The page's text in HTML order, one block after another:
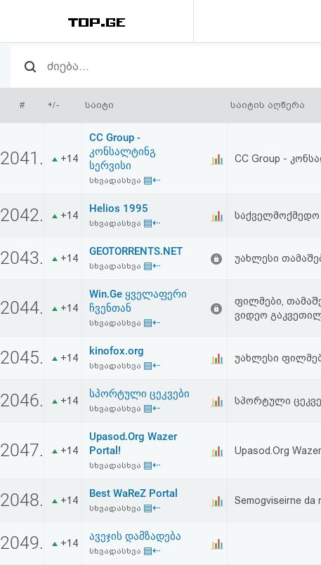
რეიტინგი
(მთავარი)
ფოსტა
კითხვა-
ავტორიზაცია
რეგისტრაცია
პაროლის
HTML
შეთანხმება
პასუხისმგებლობის
# +/- საიტი საიტის აღწერა
2041. +14
CC Group -
კონსალტინგ
სერვისი
სხვადასხვა ▤⇠
CC Group -
2042. +14
Helios 1995
სხვადასხვა ▤⇠
საქველმოქმედო
2043. +14
GEOTORRENTS.NET
სხვადასხვა ▤⇠
უახლესი
2044. +14
Win.Ge ყველაფერი
ჩვენთან
სხვადასხვა ▤⇠
ფილმები,
ვიდეო
2045. +14
kinofox.org
სხვადასხვა ▤⇠
უახლესი
2046. +14
სპორტული ცეკვები
სხვადასხვა ▤⇠
სპორტული
2047. +14
Upasod.Org Wazer
Portal!
სხვადასხვა ▤⇠
Upasod.Org
2048. +14
Best WaReZ Portal
სხვადასხვა ▤⇠
Semogviseirne da
2049. +14
ავეჯის დამზადება
სხვადასხვა ▤⇠